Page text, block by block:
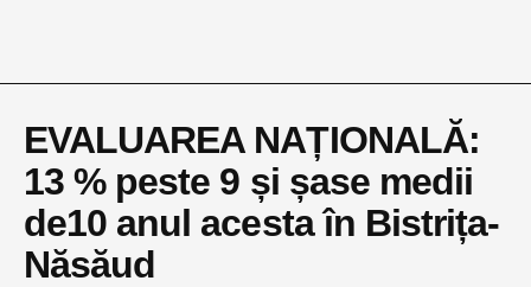
EVALUAREA NAȚIONALĂ:
13 % peste 9 și șase medii
de10 anul acesta în Bistrița-
Năsăud